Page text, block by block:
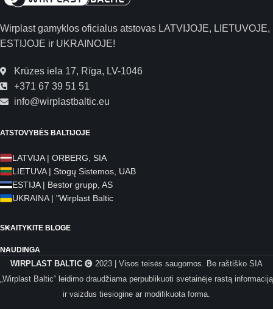
Wirplast gamyklos oficialus atstovas LATVIJOJE, LIETUVOJE,
ESTIJOJE ir UKRAINOJE!
Krūzes iela 17, Rīga, LV-1046
+371 67 39 51 51
info@wirplastbaltic.eu
ATSTOVYBĖS BALTIJOJE
LATVIJA | ORBERG, SIA
LIETUVA | Stogų Sistemos, UAB
ESTIJA | Bestor grupp, AS
UKRAINA | "Wirplast Baltic
SKAITYKITE BLOGE
NAUDINGA
WIRPLAST BALTIC
2023 | Visos teisės saugomos. Be raštiško SIA
„Wirplast Baltic“ leidimo draudžiama perpublikuoti svetainėje rastą informaciją
ir vaizdus tiesiogine ar modifikuota forma.